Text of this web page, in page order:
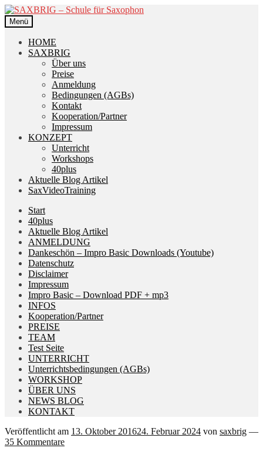
Zur
Navigation
springen
Zum
Inhalt
springen
Menü
HOME
SAXBRIG
Über uns
Preise
Anmeldung
Bedingungen (AGBs)
Kontakt
Kooperation/Partner
Impressum
KONZEPT
Unterricht
Workshops
40plus
Aktuelle Blog Artikel
SaxVideoTraining
Start
40plus
Aktuelle Blog Artikel
ANMELDUNG
Dankeschön – Impro Basic Downloads (Youtube)
Datenschutz
Disclaimer
Impressum
Impro Basic – Download PDF + mp3
INFOS
Kooperation/Partner
PREISE
TEAM
Test Seite
UNTERRICHT
Unterrichtsbedingungen (AGBs)
WORKSHOP
ÜBER UNS
NEWS BLOG
KONTAKT
Veröffentlicht am 13. Oktober 201624. Februar 2024 von saxbrig —
35 Kommentare